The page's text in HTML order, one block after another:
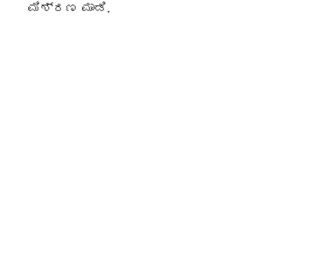
ಮಿಶ್ರಣ ಮಾಡಿ.